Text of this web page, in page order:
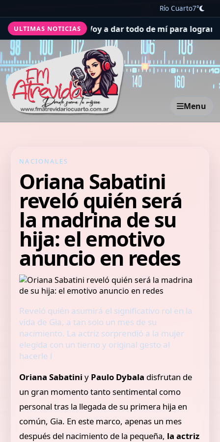
Río Cuarto7°
ULTIMAS NOTICIAS
"Voy a dar todo de mí para lograr campeonatos"
Menu
NACIONALES
Oriana Sabatini
reveló quién será
la madrina de su
hija: el emotivo
anuncio en redes
Reveló quién asumirá el significativo rol en la
vida de Gia, a tan solo un mes de su
nacimiento. La actriz sorprendió a la mujer
elegida con un tierno y original gesto al
hacerle l
Oriana Sabatini y Paulo Dybala disfrutan de
un gran momento tanto sentimental como
personal tras la llegada de su primera hija en
común, Gia. En este marco, apenas un mes
después del nacimiento de la pequeña, la actriz